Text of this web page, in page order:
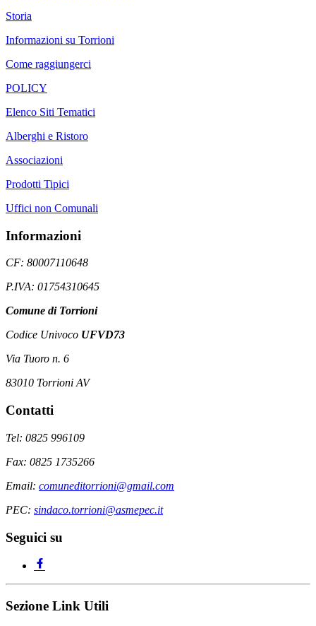
Storia
Informazioni su Torrioni
Come raggiungerci
POLICY
Elenco Siti Tematici
Alberghi e Ristoro
Associazioni
Prodotti Tipici
Uffici non Comunali
Informazioni
CF: 80007110648
P.IVA: 01754310645
Comune di Torrioni
Codice Univoco UFVD73
Via Tuoro n. 6
83010 Torrioni AV
Contatti
Tel: 0825 996109
Fax: 0825 1735266
Email: comuneditorrioni@gmail.com
PEC: sindaco.torrioni@asmepec.it
Seguici su
Sezione Link Utili